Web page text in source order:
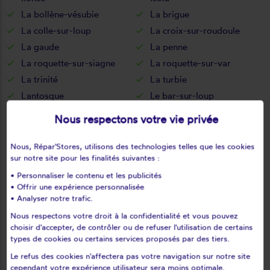
La bollène-vésubie
La brigue
La colle-sur-loup
La croix-sur-roudoule
La gaude
La penne
La roquette-sur-siagne
La roquette-sur-var
La trinité
La turbie
Lantosque
Le bar-sur-loup
Le cannet
Le mas
Les ferres
Les mujouls
Levens
Lieuche
Lucéram
L'escarène
Malaussène
Menton
Mouans-sartoux
Mougins
Moulinet
Nice
Opio
Nous respectons votre vie privée
Nous, Répar'Stores, utilisons des technologies telles que les cookies
sur notre site pour les finalités suivantes :
• Personnaliser le contenu et les publicités
• Offrir une expérience personnalisée
• Analyser notre trafic.
Nous respectons votre droit à la confidentialité et vous pouvez
choisir d'accepter, de contrôler ou de refuser l'utilisation de certains
types de cookies ou certains services proposés par des tiers.
Le refus des cookies n'affectera pas votre navigation sur notre site
cependant votre expérience utilisateur sera moins optimale.